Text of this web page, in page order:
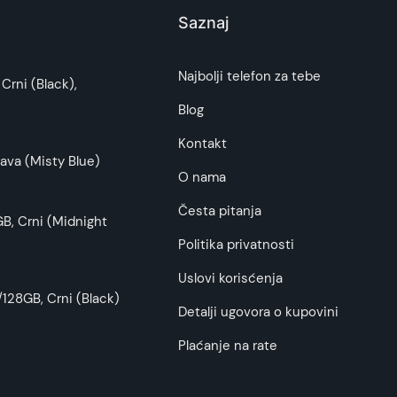
fleksibilnost i kompatibilnost sa
reč o pametnim telefonima, tabletima ili
veze.
što tačnije i detaljnije ali ne može da
(Black),
(Misty Blue)
Crni (Midnight
Crni (Black)
Saznaj
Najbolji telefon za tebe
Blog
Kontakt
O nama
Česta pitanja
Politika privatnosti
Uslovi korisćenja
Detalji ugovora o kupovini
Plaćanje na rate